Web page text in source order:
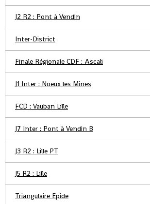
J2 R2 : Pont à Vendin
Inter-District
Finale Régionale CDF : Ascali
J1 Inter : Noeux les Mines
FCD : Vauban Lille
J7 Inter : Pont à Vendin B
J3 R2 : Lille PT
J5 R2 : Lille
Triangulaire Epide